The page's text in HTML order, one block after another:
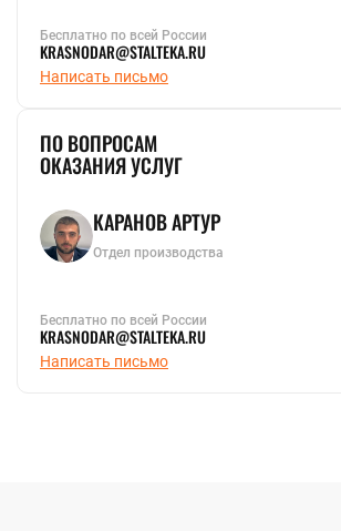
Бесплатно по всей России
KRASNODAR@STALTEKA.RU
Написать письмо
ПО ВОПРОСАМ
ОКАЗАНИЯ УСЛУГ
КАРАНОВ АРТУР
Отдел производства
Бесплатно по всей России
KRASNODAR@STALTEKA.RU
Написать письмо